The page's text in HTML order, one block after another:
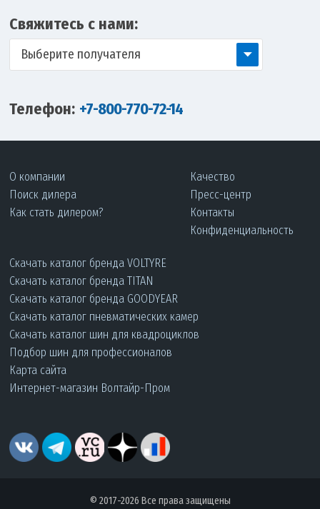
Свяжитесь с нами:
Выберите получателя
Телефон: +7-800-770-72-14
О компании
Поиск дилера
Как стать дилером?
Качество
Пресс-центр
Контакты
Конфиденциальность
Скачать каталог бренда VOLTYRE
Скачать каталог бренда TITAN
Скачать каталог бренда GOODYEAR
Скачать каталог пневматических камер
Скачать каталог шин для квадроциклов
Подбор шин для профессионалов
Карта сайта
Интернет-магазин Волтайр-Пром
© 2017-2026 Все права защищены